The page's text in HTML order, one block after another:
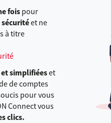
fois pour
et ne
à titre
simplifiéeset
de comptes
pour vous
Connect vous
clics.